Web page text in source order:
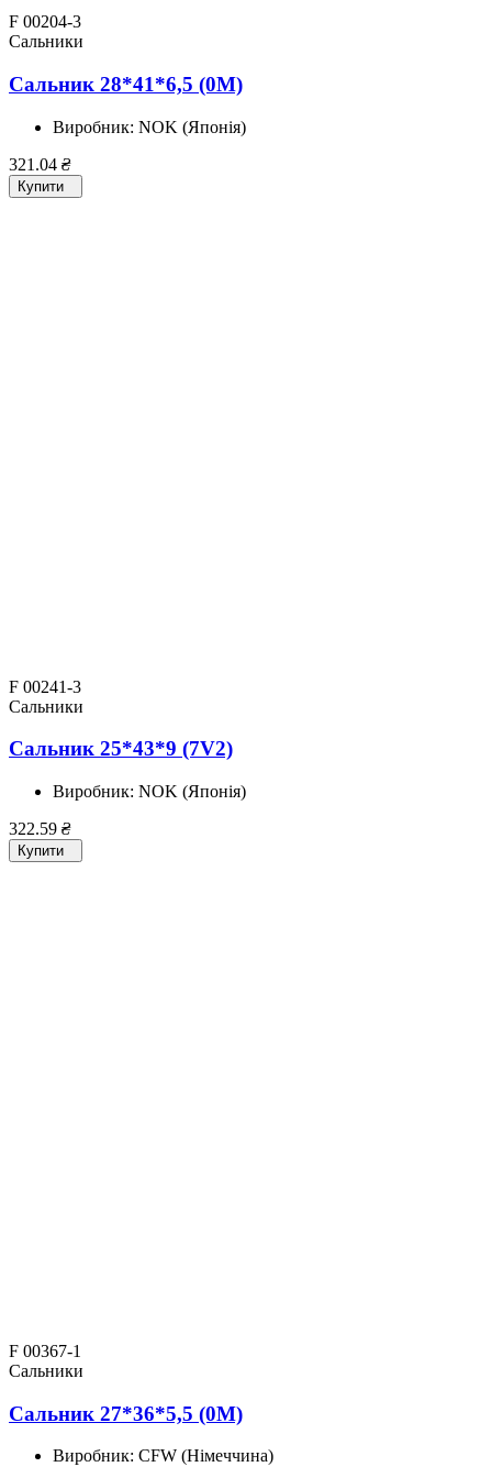
F 00204-3
Сальники
Сальник 28*41*6,5 (0M)
Виробник: NOK (Японія)
321.04 ₴
Купити
F 00241-3
Сальники
Сальник 25*43*9 (7V2)
Виробник: NOK (Японія)
322.59 ₴
Купити
F 00367-1
Сальники
Сальник 27*36*5,5 (0M)
Виробник: CFW (Німеччина)